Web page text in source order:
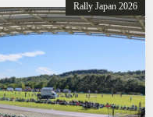
Rally Japan 2026